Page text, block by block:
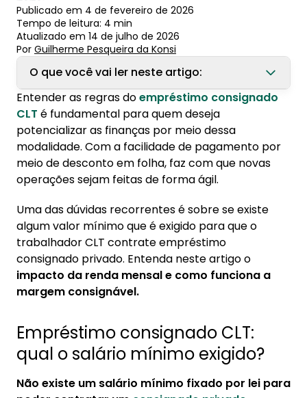
Publicado em 4 de fevereiro de 2026
Tempo de leitura: 4 min
Atualizado em 14 de julho de 2026
Por Guilherme Pesqueira da Konsi
O que você vai ler neste artigo:
1. Empréstimo consignado CLT: qual o salário
mínimo exigido?
1.1. Salário mínimo na modalidade de
consignado CLT
1.2. Como calcular a margem consignável
2. Como contratar empréstimo consignado
CLT
3. Garantia no empréstimo consignado CLT
4. Isenção do Imposto de Renda movimenta
crédito consignado CLT
Entender as regras doempréstimo consignado
CLT é fundamental para quem deseja
potencializar as finanças por meio dessa
modalidade. Com a facilidade de pagamento por
meio de desconto em folha, faz com que novas
operações sejam feitas de forma ágil.
Uma das dúvidas recorrentes é sobre se existe
algum valor mínimo que é exigido para que o
trabalhador CLT contrate empréstimo
consignado privado. Entenda neste artigo o
impacto da renda mensal e como funciona a
margem consignável.
Empréstimo consignado CLT:
qual o salário mínimo exigido?
Não existe um salário mínimo fixado por lei para